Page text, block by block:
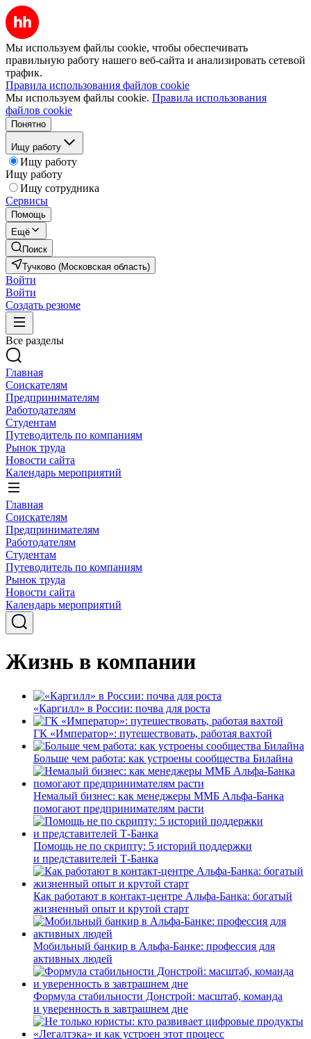
Мы используем файлы cookie, чтобы обеспечивать
правильную работу нашего веб-сайта и анализировать сетевой
трафик.
Правила использования файлов cookie
Мы используем файлы cookie. Правила использования
файлов cookie
Понятно
Ищу работу
Ищу работу
Ищу работу
Ищу сотрудника
Сервисы
Помощь
Ещё
Поиск
Тучково (Московская область)
Войти
Войти
Создать резюме
Все разделы
Главная
Соискателям
Предпринимателям
Работодателям
Студентам
Путеводитель по компаниям
Рынок труда
Новости сайта
Календарь мероприятий
Главная
Соискателям
Предпринимателям
Работодателям
Студентам
Путеводитель по компаниям
Рынок труда
Новости сайта
Календарь мероприятий
Жизнь в компании
«Каргилл» в России: почва для роста
ГК «Император»: путешествовать, работая вахтой
Больше чем работа: как устроены сообщества Билайна
Немалый бизнес: как менеджеры ММБ Альфа-Банка
помогают предпринимателям расти
Помощь не по скрипту: 5 историй поддержки
и представителей Т-Банка
Как работают в контакт-центре Альфа-Банка: богатый
жизненный опыт и крутой старт
Мобильный банкир в Альфа-Банке: профессия для
активных людей
Формула стабильности Донстрой: масштаб, команда
и уверенность в завтрашнем дне